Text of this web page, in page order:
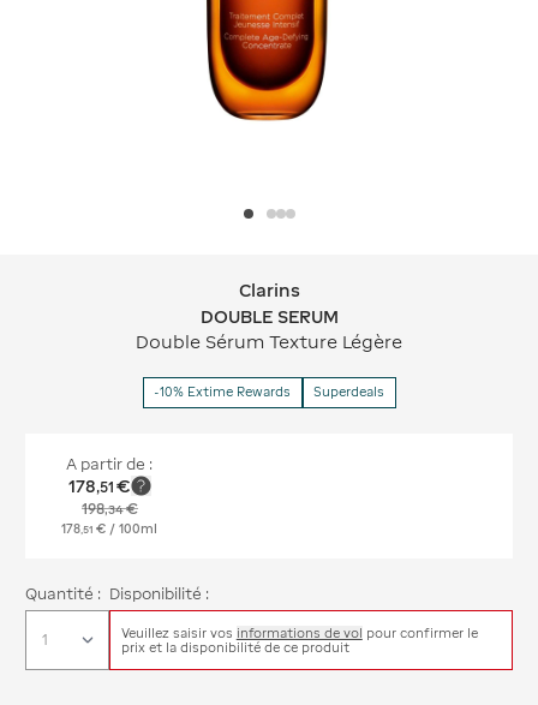
Clarins DOUBLE SERUM
Clarins
DOUBLE SERUM
Double Sérum Texture Légère
-10% Extime Rewards Superdeals
A partir de :
178,51 €
198,34€
178 51 € / 100ml
Quantité : Disponibilité :
Veuillez saisir vos informations de vol pour confirmer le
prix et la disponibilité de ce produit